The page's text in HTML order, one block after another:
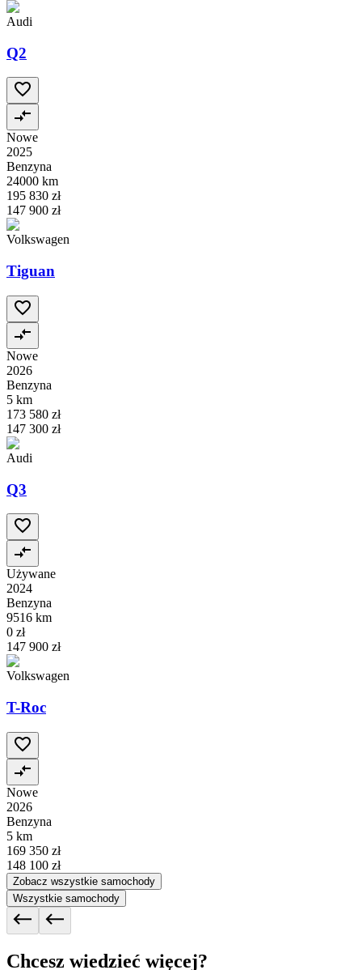
Audi
Q2
Nowe
2025
Benzyna
24000 km
195 830 zł
147 900 zł
Volkswagen
Tiguan
Nowe
2026
Benzyna
5 km
173 580 zł
147 300 zł
Audi
Q3
Używane
2024
Benzyna
9516 km
0 zł
147 900 zł
Volkswagen
T-Roc
Nowe
2026
Benzyna
5 km
169 350 zł
148 100 zł
Zobacz wszystkie samochody
Wszystkie samochody
Chcesz wiedzieć więcej?